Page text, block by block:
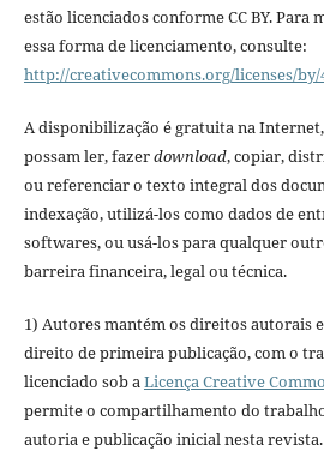
estão licenciados conforme CC BY. Para
essa forma de licenciamento, consulte:
http://creativecommons.org/licenses/by/
A disponibilização é gratuita na
possam ler, fazerdownload, copiar,
ou referenciar o texto integral dos
indexação, utilizá-los como dados de
softwares, ou usá-los para qualquer
barreira financeira, legal ou técnica.
1) Autores mantém os direitos autorais
direito de primeira publicação, com o
licenciado sob aLicença Creative
permite o compartilhamento do
autoria e publicação inicial nesta revista.